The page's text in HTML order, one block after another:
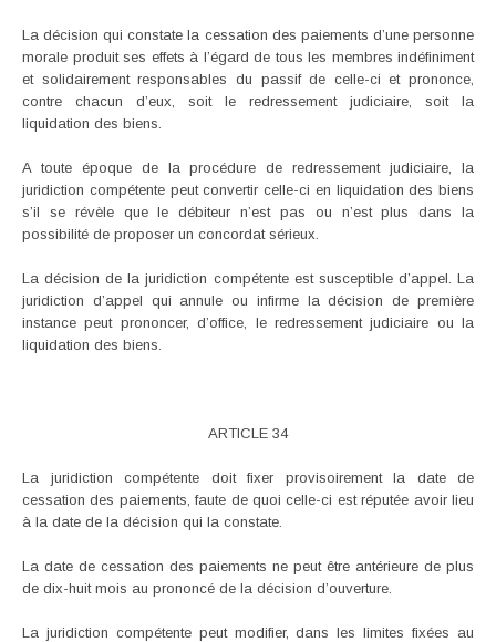
La décision qui constate la cessation des paiements d’une personne
morale produit ses effets à l’égard de tous les membres indéfiniment
et solidairement responsables du passif de celle-ci et prononce,
contre chacun d’eux, soit le redressement judiciaire, soit la
liquidation des biens.
A toute époque de la procédure de redressement judiciaire, la
juridiction compétente peut convertir celle-ci en liquidation des biens
s’il se révèle que le débiteur n’est pas ou n’est plus dans la
possibilité de proposer un concordat sérieux.
La décision de la juridiction compétente est susceptible d’appel. La
juridiction d’appel qui annule ou infirme la décision de première
instance peut prononcer, d’office, le redressement judiciaire ou la
liquidation des biens.
ARTICLE 34
La juridiction compétente doit fixer provisoirement la date de
cessation des paiements, faute de quoi celle-ci est réputée avoir lieu
à la date de la décision qui la constate.
La date de cessation des paiements ne peut être antérieure de plus
de dix-huit mois au prononcé de la décision d’ouverture.
La juridiction compétente peut modifier, dans les limites fixées au